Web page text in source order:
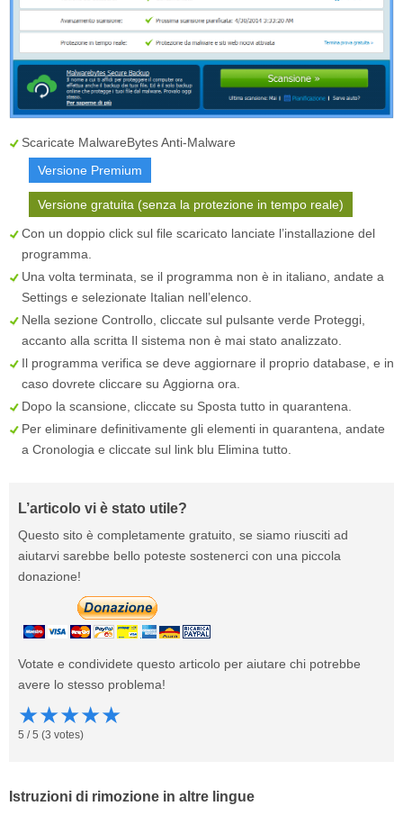
Scaricate MalwareBytes Anti-Malware
Versione Premium
Versione gratuita (senza la protezione in tempo reale)
Con un doppio click sul file scaricato lanciate l’installazione del
programma.
Una volta terminata, se il programma non è in italiano, andate a
Settings e selezionate Italian nell’elenco.
Nella sezione Controllo , cliccate sul pulsante verde Proteggi
accanto alla scritta Il sistema non è mai stato analizzato
Il programma verifica se deve aggiornare il proprio database, e in
caso dovrete cliccare su Aggiorna ora
Dopo la scansione, cliccate su Sposta tutto in quarantena
Per eliminare definitivamente gli elementi in quarantena, andate
a Cronologia e cliccate sul link blu Elimina tutto
L’articolo vi è stato utile?
Questo sito è completamente gratuito, se siamo riusciti ad
aiutarvi sarebbe bello poteste sostenerci con una piccola
donazione!
Votate e condividete questo articolo per aiutare chi potrebbe
avere lo stesso problema!
★★★★★
5 /5 (3 votes)
Istruzioni di rimozione in altre lingue